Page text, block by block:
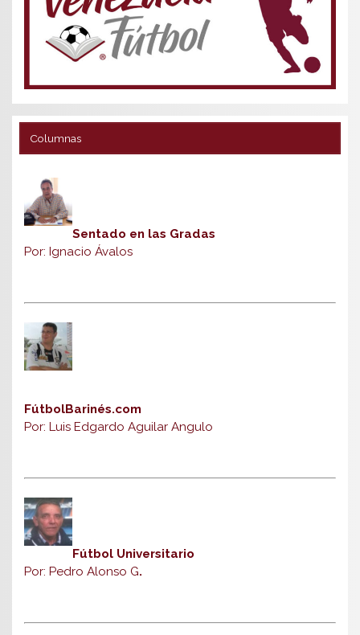
Columnas
Sentado en las Gradas
Por: Ignacio Ávalos
FútbolBarinés.com
Por: Luis Edgardo Aguilar Angulo
Fútbol Universitario
Por: Pedro Alonso G.